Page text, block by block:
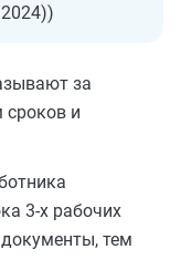
за
сроков и
3-х рабочих
тем